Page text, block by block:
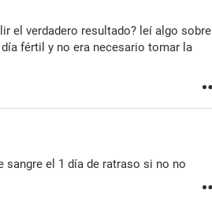
el verdadero resultado? leí algo sobre
fértil y no era necesario tomar la
sangre el 1 día de ratraso si no no